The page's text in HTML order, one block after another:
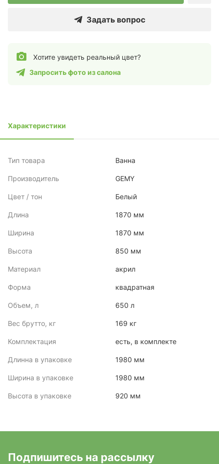
Задать вопрос
Хотите увидеть реальный цвет?
Запросить фото из салона
Характеристики
Тип товара Ванна
Производитель GEMY
Цвет / тон Белый
Длина 1870 мм
Ширина 1870 мм
Высота 850 мм
Материал акрил
Форма квадратная
Объем, л 650 л
Вес брутто, кг 169 кг
Комплектация есть, в комплекте
Длинна в упаковке 1980 мм
Ширина в упаковке 1980 мм
Высота в упаковке 920 мм
Подпишитесь на рассылку